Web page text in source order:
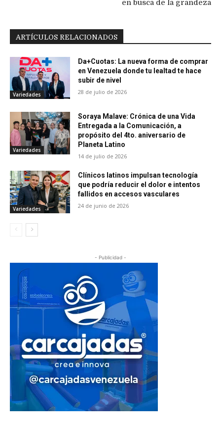
en busca de la grandeza
ARTÍCULOS RELACIONADOS
Variedades
Da+Cuotas: La nueva forma de comprar
en Venezuela donde tu lealtad te hace
subir de nivel
28 de julio de 2026
Variedades
Soraya Malave: Crónica de una Vida
Entregada a la Comunicación, a
propósito del 4to. aniversario de
Planeta Latino
14 de julio de 2026
Variedades
Clínicos latinos impulsan tecnología
que podría reducir el dolor e intentos
fallidos en accesos vasculares
24 de junio de 2026
- Publicidad -